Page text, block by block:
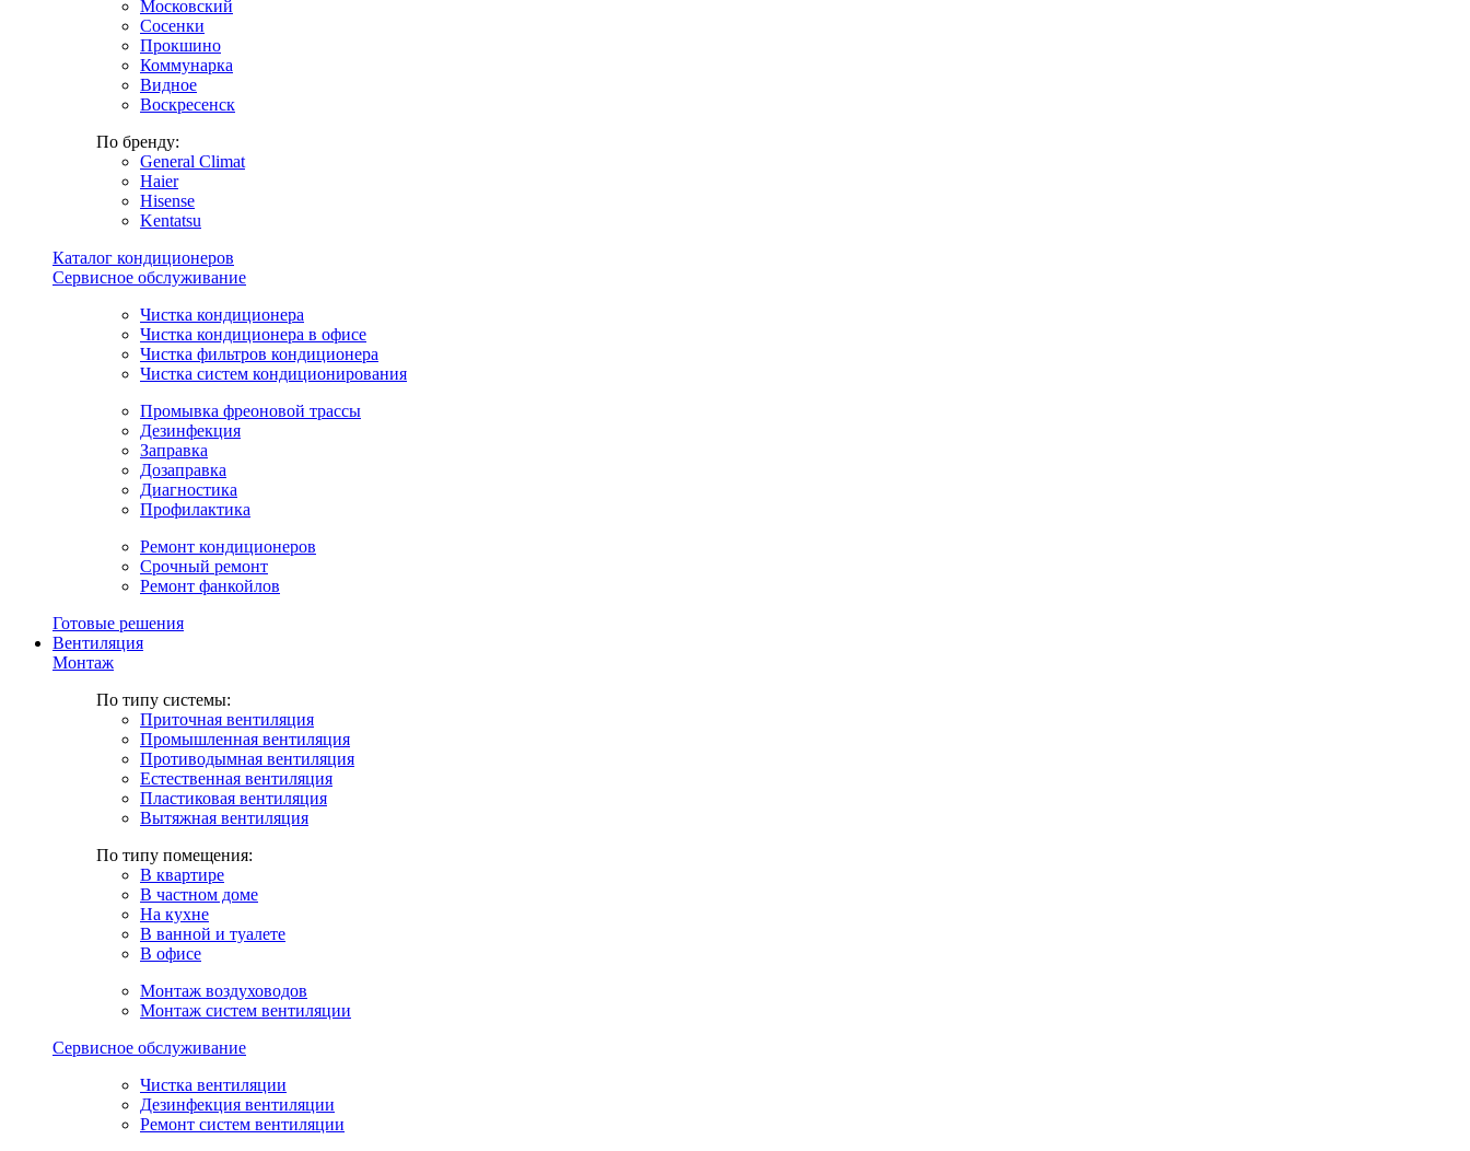
Московский
Сосенки
Прокшино
Коммунарка
Видное
Воскресенск
По бренду:
General Climat
Haier
Hisense
Kentatsu
Каталог кондиционеров
Сервисное обслуживание
Чистка кондиционера
Чистка кондиционера в офисе
Чистка фильтров кондиционера
Чистка систем кондиционирования
Промывка фреоновой трассы
Дезинфекция
Заправка
Дозаправка
Диагностика
Профилактика
Ремонт кондиционеров
Срочный ремонт
Ремонт фанкойлов
Готовые решения
Вентиляция
Монтаж
По типу системы:
Приточная вентиляция
Промышленная вентиляция
Противодымная вентиляция
Естественная вентиляция
Пластиковая вентиляция
Вытяжная вентиляция
По типу помещения:
В квартире
В частном доме
На кухне
В ванной и туалете
В офисе
Монтаж воздуховодов
Монтаж систем вентиляции
Сервисное обслуживание
Чистка вентиляции
Дезинфекция вентиляции
Ремонт систем вентиляции